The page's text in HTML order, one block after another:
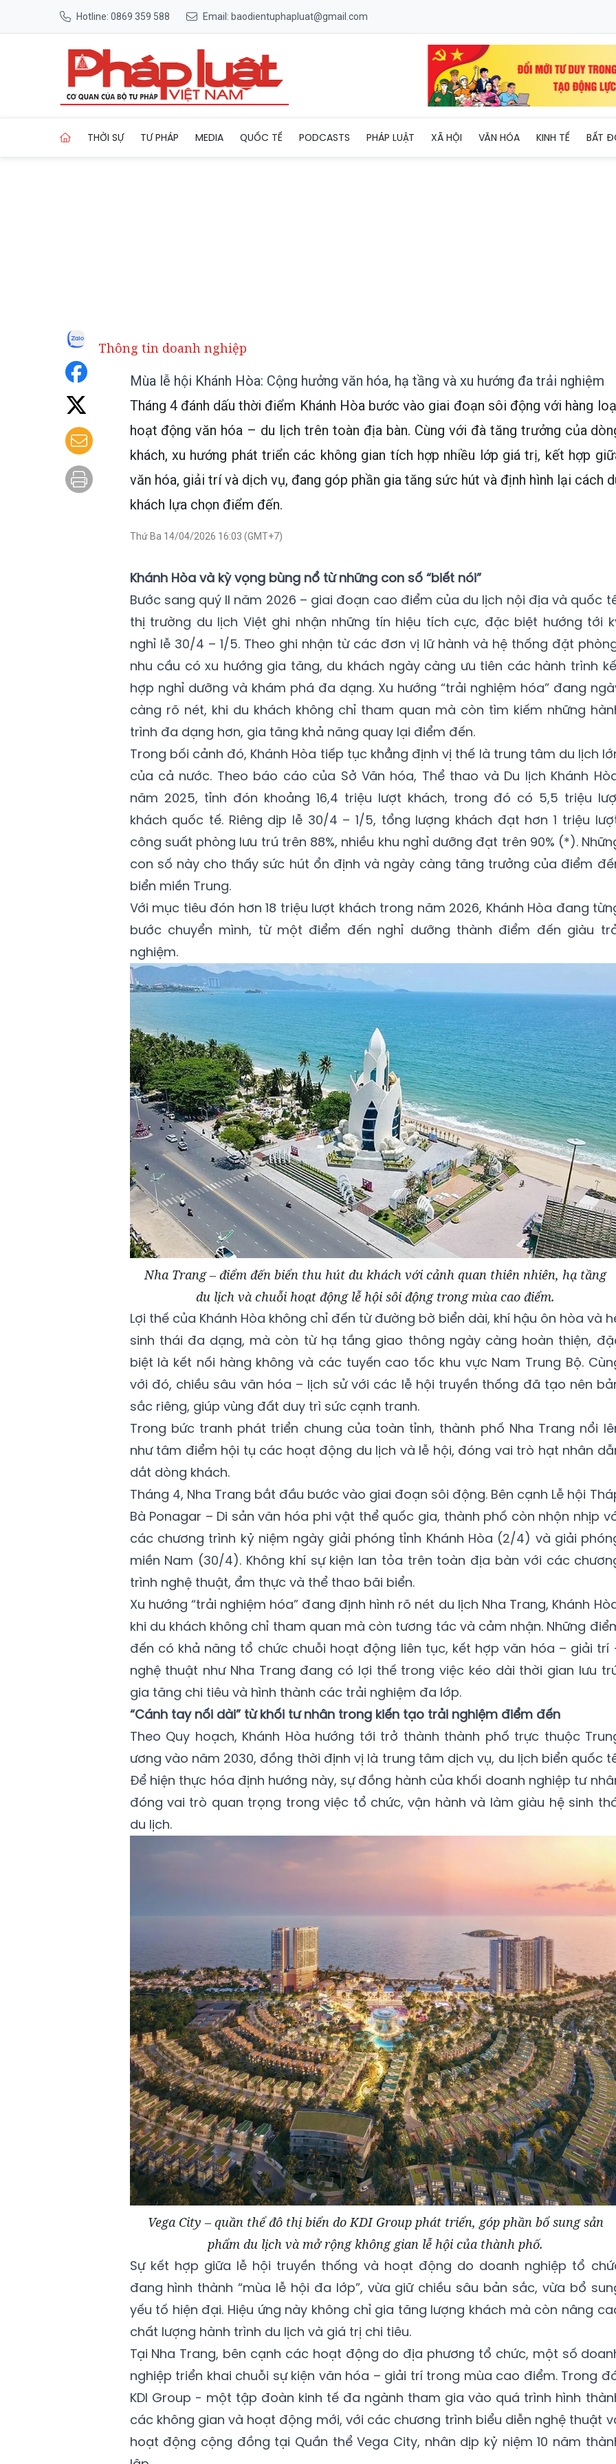
Hotline: 0869 359 588 Email: baodientuphapluat@gmail.com
THỜI SỰ TƯ PHÁP MEDIA QUỐC TẾ PODCASTS PHÁP LUẬT XÃ HỘI VĂN HÓA KINH TẾ BẤT
Thông tin doanh nghiệp
Mùa lễ hội Khánh Hòa: Cộng hưởng văn hóa, hạ tầng và xu hướng đa trải nghiệm
Tháng 4 đánh dấu thời điểm Khánh Hòa bước vào giai đoạn sôi động với hàng
hoạt động văn hóa – du lịch trên toàn địa bàn. Cùng với đà tăng trưởng của
khách, xu hướng phát triển các không gian tích hợp nhiều lớp giá trị, kết hợp
văn hóa, giải trí và dịch vụ, đang góp phần gia tăng sức hút và định hình lại cách
khách lựa chọn điểm đến.
Thứ Ba 14/04/2026 16:03 (GMT+7)
Khánh Hòa và kỳ vọng bùng nổ từ những con số “biết nói”
Bước sang quý II năm 2026 – giai đoạn cao điểm của du lịch nội địa và quốc
thị trường du lịch Việt ghi nhận những tín hiệu tích cực, đặc biệt hướng tới
nghỉ lễ 30/4 – 1/5. Theo ghi nhận từ các đơn vị lữ hành và hệ thống đặt
nhu cầu có xu hướng gia tăng, du khách ngày càng ưu tiên các hành trình
hợp nghỉ dưỡng và khám phá đa dạng. Xu hướng “trải nghiệm hóa” đang
càng rõ nét, khi du khách không chỉ tham quan mà còn tìm kiếm những
trình đa dạng hơn, gia tăng khả năng quay lại điểm đến.
Trong bối cảnh đó, Khánh Hòa tiếp tục khẳng định vị thế là trung tâm du lịch
của cả nước. Theo báo cáo của Sở Văn hóa, Thể thao và Du lịch Khánh
năm 2025, tỉnh đón khoảng 16,4 triệu lượt khách, trong đó có 5,5 triệu
khách quốc tế. Riêng dịp lễ 30/4 – 1/5, tổng lượng khách đạt hơn 1 triệu
công suất phòng lưu trú trên 88%, nhiều khu nghỉ dưỡng đạt trên 90% (*).
con số này cho thấy sức hút ổn định và ngày càng tăng trưởng của điểm
biển miền Trung.
Với mục tiêu đón hơn 18 triệu lượt khách trong năm 2026, Khánh Hòa đang
bước chuyển mình, từ một điểm đến nghỉ dưỡng thành điểm đến giàu
nghiệm.
Nha Trang – điểm đến biển thu hút du khách với cảnh quan thiên nhiên, hạ tầng
du lịch và chuỗi hoạt động lễ hội sôi động trong mùa cao điểm.
Lợi thế của Khánh Hòa không chỉ đến từ đường bờ biển dài, khí hậu ôn hòa và
sinh thái đa dạng, mà còn từ hạ tầng giao thông ngày càng hoàn thiện,
biệt là kết nối hàng không và các tuyến cao tốc khu vực Nam Trung Bộ.
với đó, chiều sâu văn hóa – lịch sử với các lễ hội truyền thống đã tạo nên
sắc riêng, giúp vùng đất duy trì sức cạnh tranh.
Trong bức tranh phát triển chung của toàn tỉnh, thành phố Nha Trang nổi
như tâm điểm hội tụ các hoạt động du lịch và lễ hội, đóng vai trò hạt nhân
dắt dòng khách.
Tháng 4, Nha Trang bắt đầu bước vào giai đoạn sôi động. Bên cạnh Lễ hội
Bà Ponagar – Di sản văn hóa phi vật thể quốc gia, thành phố còn nhộn nhịp
các chương trình kỷ niệm ngày giải phóng tỉnh Khánh Hòa (2/4) và giải
miền Nam (30/4). Không khí sự kiện lan tỏa trên toàn địa bàn với các
trình nghệ thuật, ẩm thực và thể thao bãi biển.
Xu hướng “trải nghiệm hóa” đang định hình rõ nét du lịch Nha Trang, Khánh
khi du khách không chỉ tham quan mà còn tương tác và cảm nhận. Những
đến có khả năng tổ chức chuỗi hoạt động liên tục, kết hợp văn hóa – giải trí
nghệ thuật như Nha Trang đang có lợi thế trong việc kéo dài thời gian lưu
gia tăng chi tiêu và hình thành các trải nghiệm đa lớp.
“Cánh tay nối dài” từ khối tư nhân trong kiến tạo trải nghiệm điểm đến
Theo Quy hoạch, Khánh Hòa hướng tới trở thành thành phố trực thuộc
ương vào năm 2030, đồng thời định vị là trung tâm dịch vụ, du lịch biển quốc
Để hiện thực hóa định hướng này, sự đồng hành của khối doanh nghiệp tư
đóng vai trò quan trọng trong việc tổ chức, vận hành và làm giàu hệ sinh
du lịch.
Vega City – quần thể đô thị biển do KDI Group phát triển, góp phần bổ sung sản
phẩm du lịch và mở rộng không gian lễ hội của thành phố.
Sự kết hợp giữa lễ hội truyền thống và hoạt động do doanh nghiệp tổ
đang hình thành “mùa lễ hội đa lớp”, vừa giữ chiều sâu bản sắc, vừa bổ
yếu tố hiện đại. Hiệu ứng này không chỉ gia tăng lượng khách mà còn nâng
chất lượng hành trình du lịch và giá trị chi tiêu.
Tại Nha Trang, bên cạnh các hoạt động do địa phương tổ chức, một số
nghiệp triển khai chuỗi sự kiện văn hóa – giải trí trong mùa cao điểm. Trong
KDI Group - một tập đoàn kinh tế đa ngành tham gia vào quá trình hình
các không gian và hoạt động mới, với các chương trình biểu diễn nghệ thuật
hoạt động cộng đồng tại Quần thể Vega City, nhân dịp kỷ niệm 10 năm